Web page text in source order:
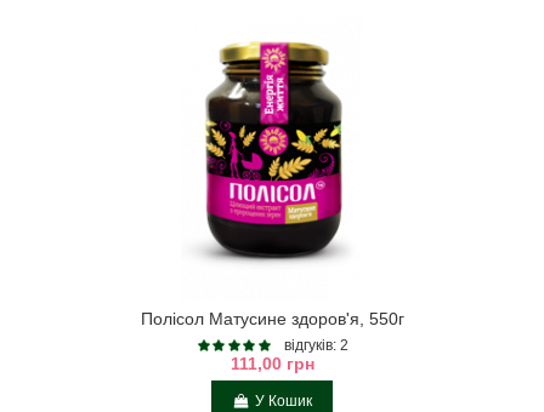
Полісол Матусине здоров'я, 550г
відгуків: 2
111,00 грн
У Кошик